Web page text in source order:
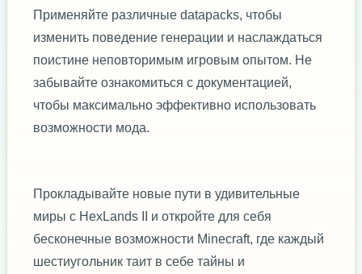
Применяйте различные datapacks, чтобы
изменить поведение генерации и наслаждаться
поистине неповторимым игровым опытом. Не
забывайте ознакомиться с документацией,
чтобы максимально эффективно использовать
возможности мода.
Прокладывайте новые пути в удивительные
миры с HexLands II и откройте для себя
бесконечные возможности Minecraft, где каждый
шестиугольник таит в себе тайны и